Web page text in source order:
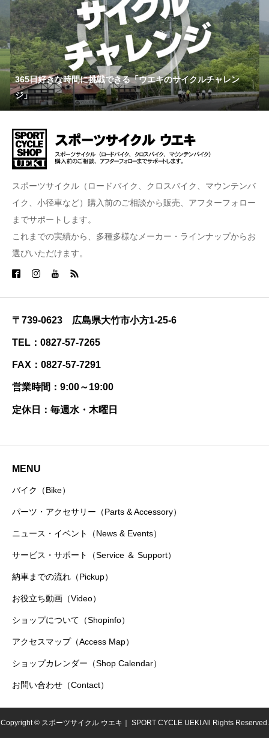
365日好きな時間に挑戦できる「ウエキのサイクルチャレン
ジ」
スポーツサイクル（ロードバイク、クロスバイク、マウンテンバ
イク、小径車など）購入前のご相談から販売、アフターフォロー
までサポートします。
これまでの実績から、多種多様なメーカー・ラインナップからお
選びいただけます。
〒739-0623 広島県大竹市小方1-25-6
TEL：0827-57-7265
FAX：0827-57-7291
営業時間：9:00～19:00
定休日：毎週水・木曜日
MENU
バイク（Bike）
パーツ・アクセサリー（Parts & Accessory）
ニュース・イベント（News & Events）
サービス・サポート（Service ＆ Support）
納車までの流れ（Pickup）
お役立ち動画（Video）
ショップについて（Shopinfo）
アクセスマップ（Access Map）
ショップカレンダー（Shop Calendar）
お問い合わせ（Contact）
Copyright © スポーツサイクル ウエキ｜ SPORT CYCLE UEKI All Rights Reserved.